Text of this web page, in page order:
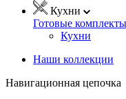
Кухни
Готовые
Кухни
Наши коллекции
Навигационная цепочка